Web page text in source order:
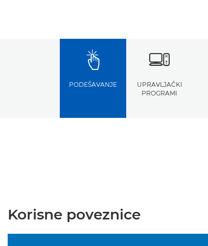
PODEŠAVANJE
UPRAVLJAČKI
PROGRAMI
Korisne poveznice